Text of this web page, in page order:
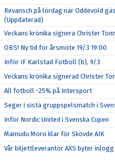
Revansch på lördag när Oddevold
(Uppdaterad)
Veckans krönika signera Christer
OBS! Ny tid för årsmöte 19/3 19:00
Inför IF Karlstad Fotboll (b), 9/3
Veckans krönika signerad Christer
All fotboll -25% på Intersport
Seger i sista gruppspelsmatch i
Inför Nordic United i Svenska Cupen
Mamudu Moro klar för Skövde AIK
Vår biljettleverantör AXS byter